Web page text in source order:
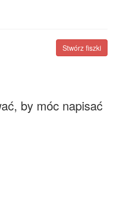
Stwórz fiszki
by móc napisać